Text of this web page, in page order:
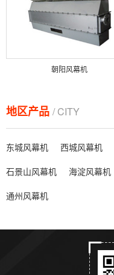
朝阳风幕机
地区产品 / CITY
东城风幕机 西城风幕机
石景山风幕机
海淀风幕机
通州风幕机